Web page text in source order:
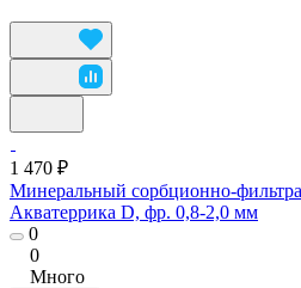
1 470 ₽
Минеральный сорбционно-
Акватеррика D, фр. 0,8-2,0 мм
0
0
Много